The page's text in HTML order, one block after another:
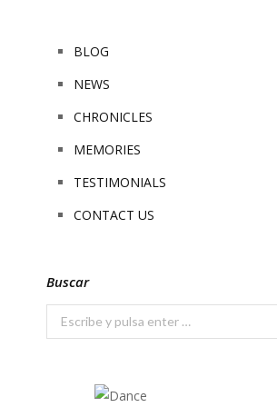
BLOG
NEWS
CHRONICLES
MEMORIES
TESTIMONIALS
CONTACT US
Buscar
Buscar: